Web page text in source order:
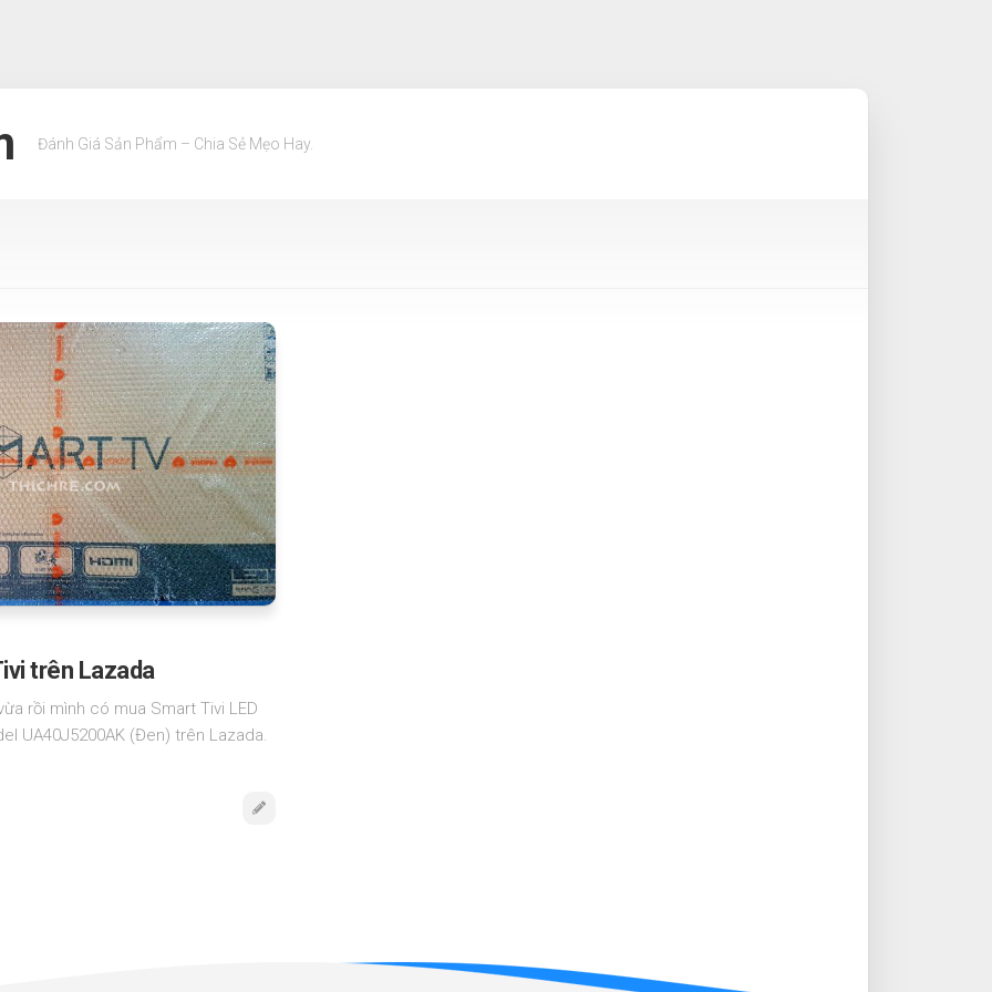
Đánh Giá Sản Phẩm – Chia Sẻ Mẹo Hay.
trên Lazada
rồi mình có mua Smart Tivi LED
UA40J5200AK (Đen) trên Lazada.